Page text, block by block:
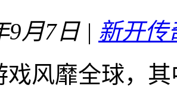
9月7日 | 新开传
戏风靡全球，